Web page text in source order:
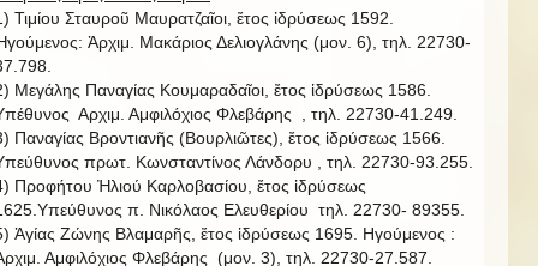
Τιμίου Σταυροῦ Μαυρατζαῖοι, ἔτος ἱδρύσεως 1592.
Ἀρχιμ. Μακάριος Δελιογλάνης (μον. 6), τηλ. 22730-
Μεγάλης Παναγίας Κουμαραδαῖοι, ἔτος ἱδρύσεως 1586.
Αρχιμ. Αμφιλόχιος Φλεβάρης , τηλ. 22730-41.249.
Παναγίας Βροντιανῆς (Βουρλιῶτες), ἔτος ἱδρύσεως 1566.
πρωτ. Κωνσταντίνος Λάνδορυ , τηλ. 22730-93.255.
Προφήτου Ἠλιού Καρλοβασίου, ἔτος ἱδρύσεως
π. Νικόλαος Ελευθερίου τηλ. 22730- 89355.
Ἁγίας Ζώνης Βλαμαρῆς, ἔτος ἱδρύσεως 1695. Ηγούμενος :
Αμφιλόχιος Φλεβάρης (μον. 3), τηλ. 22730-27.587.